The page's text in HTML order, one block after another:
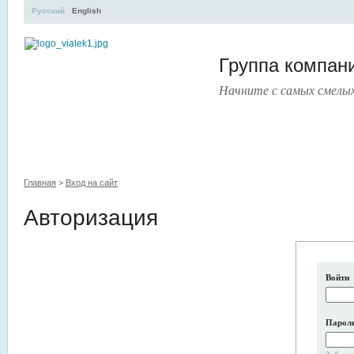
Группа
Начните с самых
Русский English
Главная > Вход на сайт
Авторизация
Войти